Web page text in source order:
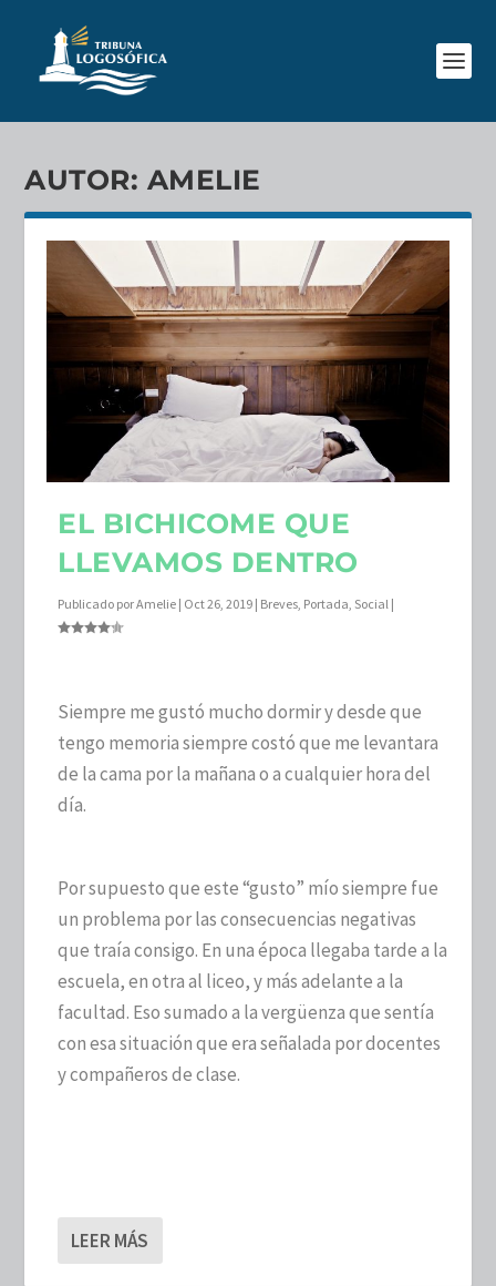
AUTOR: AMELIE
EL BICHICOME QUE
LLEVAMOS DENTRO
Publicado porAmelie | Oct 26, 2019 | Breves Portada Social |
Siempre me gustó mucho dormir y desde que
tengo memoria siempre costó que me levantara
de la cama por la mañana o a cualquier hora del
día.
Por supuesto que este “gusto” mío siempre fue
un problema por las consecuencias negativas
que traía consigo. En una época llegaba tarde a la
escuela, en otra al liceo, y más adelante a la
facultad. Eso sumado a la vergüenza que sentía
con esa situación que era señalada por docentes
y compañeros de clase.
LEER MÁS